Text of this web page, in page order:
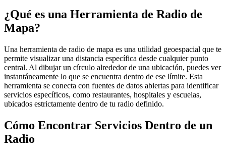
¿Qué es una Herramienta de Radio de
Mapa?
Una herramienta de radio de mapa es una utilidad geoespacial que te
permite visualizar una distancia específica desde cualquier punto
central. Al dibujar un círculo alrededor de una ubicación, puedes ver
instantáneamente lo que se encuentra dentro de ese límite. Esta
herramienta se conecta con fuentes de datos abiertas para identificar
servicios específicos, como restaurantes, hospitales y escuelas,
ubicados estrictamente dentro de tu radio definido.
Cómo Encontrar Servicios Dentro de un
Radio